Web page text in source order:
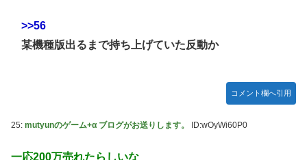
>>56
某機種版出るまで持ち上げていた反動か
コメント欄へ引用
25: mutyunのゲーム+α ブログがお送りします。 ID:wOyWi60P0
一応200万売れたらしいな